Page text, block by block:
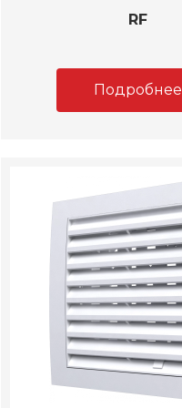
RF
Подробнее